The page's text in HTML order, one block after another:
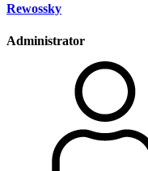
Rewossky
Administrator